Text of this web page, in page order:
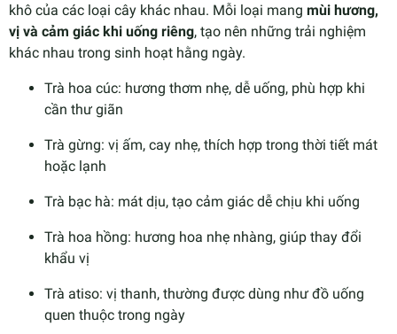
khô của các loại cây khác nhau. Mỗi loại mang mùi hương,
vị và cảm giác khi uống riêng, tạo nên những trải nghiệm
khác nhau trong sinh hoạt hằng ngày.
Trà hoa cúc: hương thơm nhẹ, dễ uống, phù hợp khi
cần thư giãn
Trà gừng: vị ấm, cay nhẹ, thích hợp trong thời tiết mát
hoặc lạnh
Trà bạc hà: mát dịu, tạo cảm giác dễ chịu khi uống
Trà hoa hồng: hương hoa nhẹ nhàng, giúp thay đổi
khẩu vị
Trà atiso: vị thanh, thường được dùng như đồ uống
quen thuộc trong ngày